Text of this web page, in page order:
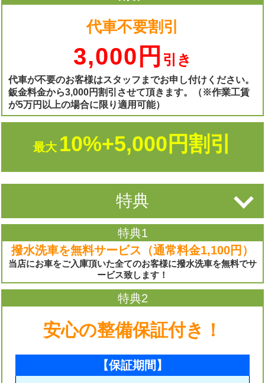
代車不要割引
3,000円 引き
代車が不要のお客様はスタッフまでお申し付けください。
鈑金料金から3,000円割引させて頂きます。（※作業工賃
が5万円以上の場合に限り適用可能）
最大 10%+5,000円割引
特典
特典1
撥水洗車を無料サービス （通常料金1,100円）
当店にお車をご入庫頂いた全てのお客様に撥水洗車を無料でサ
ービス致します！
特典2
安心の整備保証付き！
【保証期間】